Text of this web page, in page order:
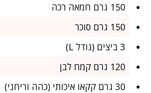
150 גרם חמאה רכה
150 גרם סוכר
3 ביצים (גודל L)
120 גרם קמח לבן
30 גרם קקאו איכותי (כהה וריחני)